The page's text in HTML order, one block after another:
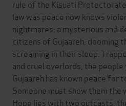
rule of the Kisuati
law was peace now knows
nightmares: a mysterious and
citizens of Gujaareh, dooming
screaming in their sleep.
and cruel overlords, the
Gujaareh has known peace for
Someone must show them the
Hope lies with two outcasts: